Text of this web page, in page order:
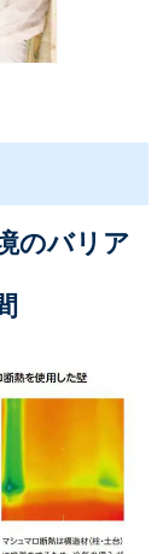
のバリア